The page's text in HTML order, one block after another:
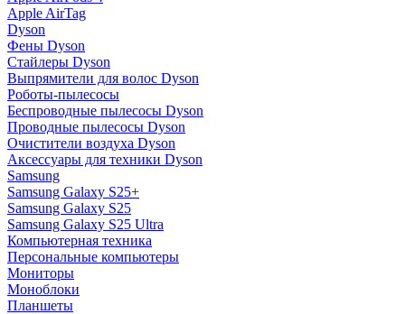
Apple AirTag
Dyson
Фены Dyson
Стайлеры Dyson
Выпрямители для волос Dyson
Роботы-пылесосы
Беспроводные пылесосы Dyson
Проводные пылесосы Dyson
Очистители воздуха Dyson
Аксессуары для техники Dyson
Samsung
Samsung Galaxy S25+
Samsung Galaxy S25
Samsung Galaxy S25 Ultra
Компьютерная техника
Персональные компьютеры
Мониторы
Моноблоки
Планшеты